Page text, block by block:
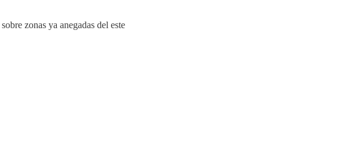
sobre zonas ya anegadas del este